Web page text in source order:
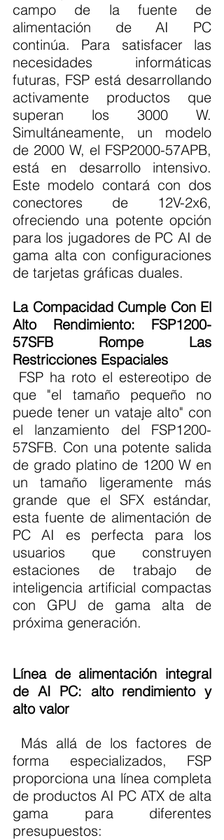
campo de la fuente de
alimentación de AI PC
continúa. Para satisfacer las
necesidades informáticas
futuras, FSP está desarrollando
activamente productos que
superan los 3000 W.
Simultáneamente, un modelo
de 2000 W, el FSP2000-57APB,
está en desarrollo intensivo.
Este modelo contará con dos
conectores de 12V-2x6,
ofreciendo una potente opción
para los jugadores de PC AI de
gama alta con configuraciones
de tarjetas gráficas duales.
La Compacidad Cumple Con El
Alto Rendimiento: FSP1200-
57SFB Rompe Las
Restricciones Espaciales
que "el tamaño pequeño no
puede tener un vataje alto" con
el lanzamiento del FSP1200-
57SFB. Con una potente salida
de grado platino de 1200 W en
un tamaño ligeramente más
grande que el SFX estándar,
esta fuente de alimentación de
PC AI es perfecta para los
usuarios que construyen
estaciones de trabajo de
inteligencia artificial compactas
con GPU de gama alta de
próxima generación.
Línea de alimentación integral
de AI PC: alto rendimiento y
alto valor
forma especializados, FSP
proporciona una línea completa
de productos AI PC ATX de alta
gama para diferentes
presupuestos: